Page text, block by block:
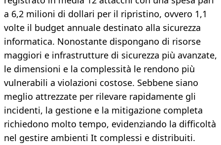
a 6,2 milioni di dollari per il ripristino, ovvero 1,1
volte il budget annuale destinato alla sicurezza
informatica. Nonostante dispongano di risorse
maggiori e infrastrutture di sicurezza più avanzate,
le dimensioni e la complessità le rendono più
vulnerabili a violazioni costose. Sebbene siano
meglio attrezzate per rilevare rapidamente gli
incidenti, la gestione e la mitigazione completa
richiedono molto tempo, evidenziando la difficoltà
nel gestire ambienti It complessi e distribuiti.